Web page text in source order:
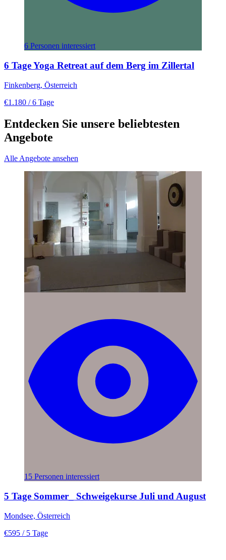
6 Personen interessiert
6 Tage Yoga Retreat auf dem Berg im Zillertal
Finkenberg, Österreich
€1.180 / 6 Tage
Entdecken Sie unsere beliebtesten
Angebote
Alle Angebote ansehen
15 Personen interessiert
5 Tage Sommer_ Schweigekurse Juli und August
Mondsee, Österreich
€595 / 5 Tage